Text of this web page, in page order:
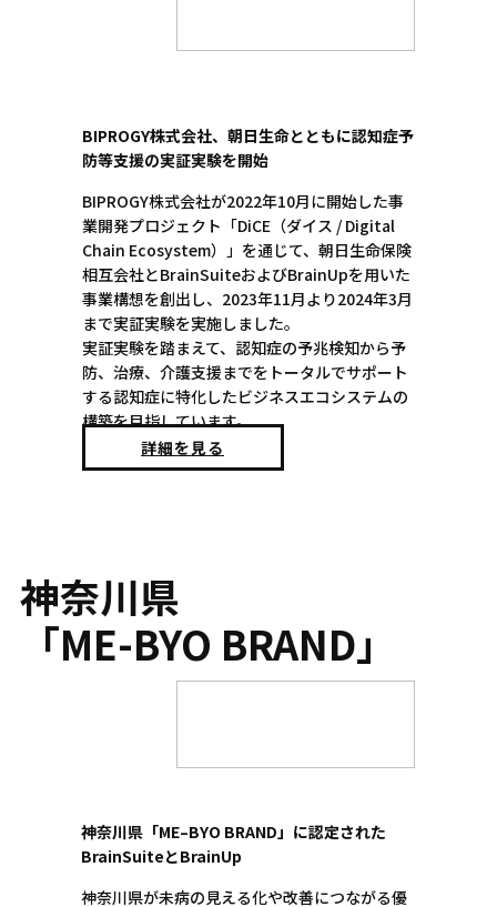
BIPROGY株式会社、朝日生命とともに認知症予
防等支援の実証実験を開始
BIPROGY株式会社が2022年10月に開始した事
業開発プロジェクト「DiCE（ダイス / Digital
Chain Ecosystem）」を通じて、朝日生命保険
相互会社とBrainSuiteおよびBrainUpを用いた
事業構想を創出し、2023年11月より2024年3月
まで実証実験を実施しました。
実証実験を踏まえて、認知症の予兆検知から予
防、治療、介護支援までをトータルでサポート
する認知症に特化したビジネスエコシステムの
構築を目指しています。
詳細を見る
神奈川県
「ME-BYO BRAND」
神奈川県「ME–BYO BRAND」に認定された
BrainSuiteとBrainUp
神奈川県が未病の見える化や改善につながる優